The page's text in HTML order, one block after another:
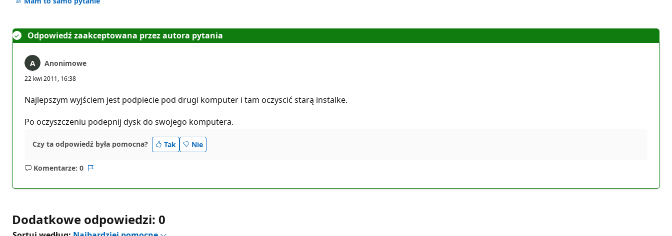
Odpowiedź zaakceptowana przez autora pytania
Anonimowe
22 kwi 2011, 16:38
Najlepszym wyjściem jest podpiecie pod drugi komputer i tam oczyscić starą instalke.
Po oczyszczeniu podepnij dysk do swojego komputera.
Czy ta odpowiedź była pomocna? Tak Nie
Komentarze: 0
Brak
Dodatkowe odpowiedzi: 0